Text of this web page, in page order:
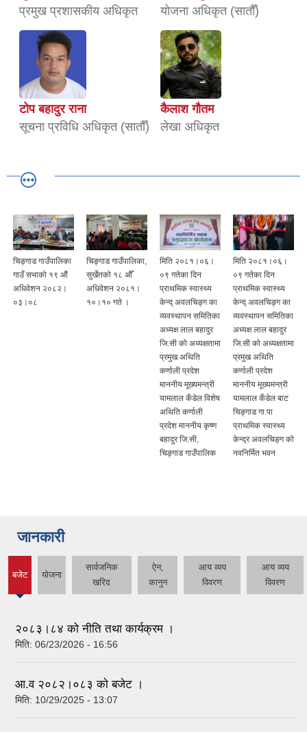
प्रमुख प्रशासकीय अधिकृत
योजना अधिकृत (सातौँ)
टोप बहादुर राना
सूचना प्रविधि अधिकृत (सातौँ)
कैलाश गौतम
लेखा अधिकृत
चिङ्गाड गाउँपालिका
गाउँ सभाको १९ औं
अधिवेशन २०८२।
०३।०८
चिङ्गाड गाउँपालिका,
सुर्खेतको १८ औँ
अधिवेशन २०८१।
१०।१० गते ।
मिति २०८१।०६।
०९ गतेका दिन
प्राथमिक स्वास्थ्य
केन्द् अवलचिङ्ग का
व्यवस्थापन समितिका
अध्यक्ष लाल बहादुर
जि.सी को अध्यक्षतामा
प्रमुख अथिति
कर्णाली प्रदेश
माननीय मूख्यमन्त्री
यामलाल कँडेल विशेष
अथिति कर्णाली
प्रदेश माननीय कृष्ण
बहादुर जि.सी,
चिङ्गाड गाउँपालिक
मिति २०८१।०६।
०९ गतेका दिन
प्राथमिक स्वास्थ्य
केन्द् अवलचिङ्ग का
व्यवस्थापन समितिका
अध्यक्ष लाल बहादुर
जि.सी को अध्यक्षतामा
प्रमुख अथिति
कर्णाली प्रदेश
माननीय मूख्यमन्त्री
यामलाल कँडेल बाट
चिङ्गाड गा.पा
प्राथमिक स्वास्थ्य
केन्द्र अवलचिङ्ग को
नवनिर्मित भवन
जानकारी
बजेट
tab)
योजना
सार्वजनिक
खरिद
ऐन,
कानुन
आय व्यय
विवरण
आय व्यय
विवरण
२०८३।८४ को नीति तथा कार्यक्रम ।
मिति: 06/23/2026 - 16:56
आ.व २०८२।०८३ काे बजेट ।
मिति: 10/29/2025 - 13:07